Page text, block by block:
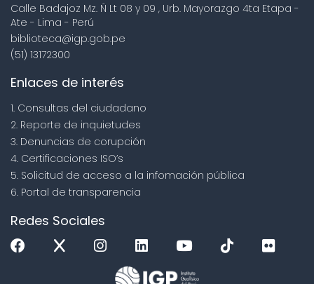
Calle Badajoz Mz. Ñ Lt 08 y 09 , Urb. Mayorazgo 4ta Etapa -
Ate - Lima - Perú
biblioteca@igp.gob.pe
(51) 13172300
Enlaces de interés
1. Consultas del ciudadano
2. Reporte de inquietudes
3. Denuncias de corupción
4. Certificaciones ISO’s
5. Solicitud de acceso a la infomación pública
6. Portal de transparencia
Redes Sociales